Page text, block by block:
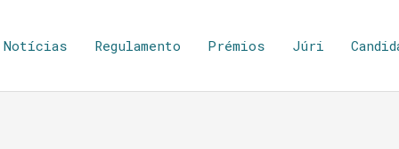
Notícias Regulamento Prémios Júri